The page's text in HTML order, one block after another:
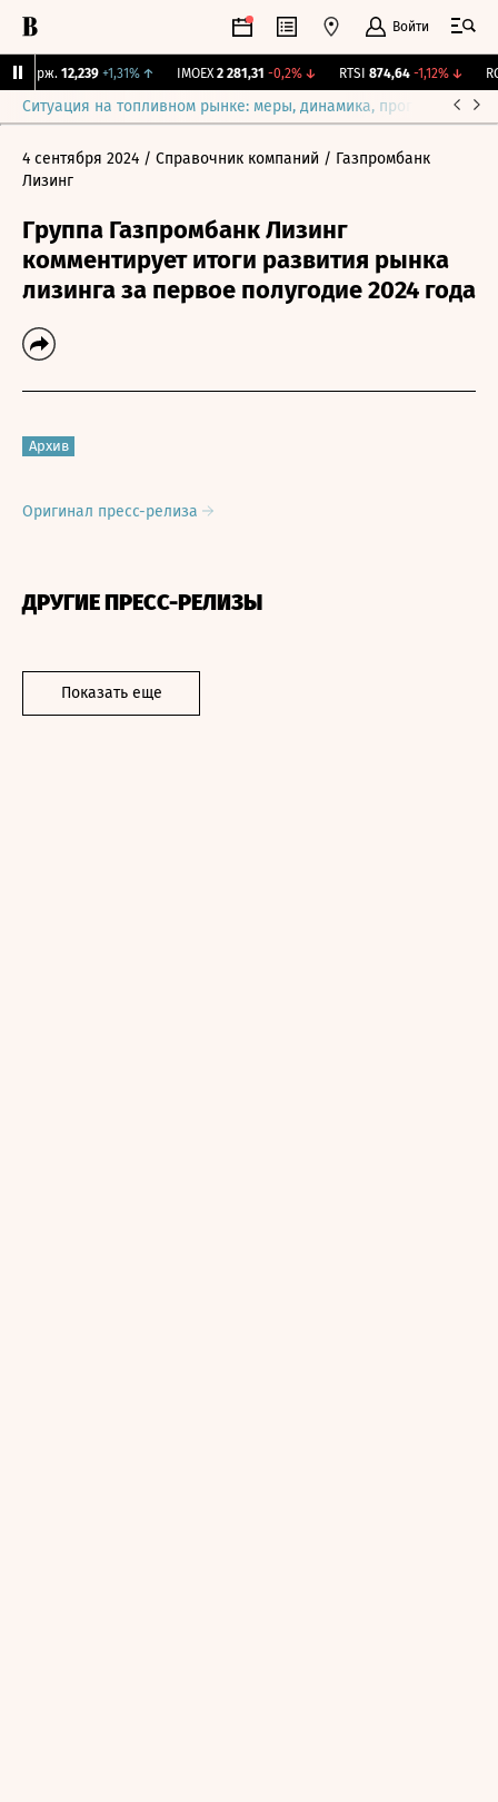
Войти
Бирж. 12,239 +1,31%↑ IMOEX 2 281,31 -0,2%↓ RTSI 874,64 -1,12%↓
Ситуация на топливном рынке: меры, динамика, прогнозы
4 сентября 2024 / Справочник компаний / Газпромбанк
Лизинг
Группа Газпромбанк Лизинг
комментирует итоги развития рынка
лизинга за первое полугодие 2024 года
Архив
Оригинал пресс-релиза
ДРУГИЕ ПРЕСС-РЕЛИЗЫ
Показать еще